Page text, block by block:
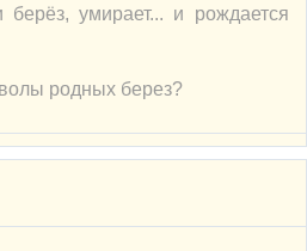
умирает... и рождается
родных берез?